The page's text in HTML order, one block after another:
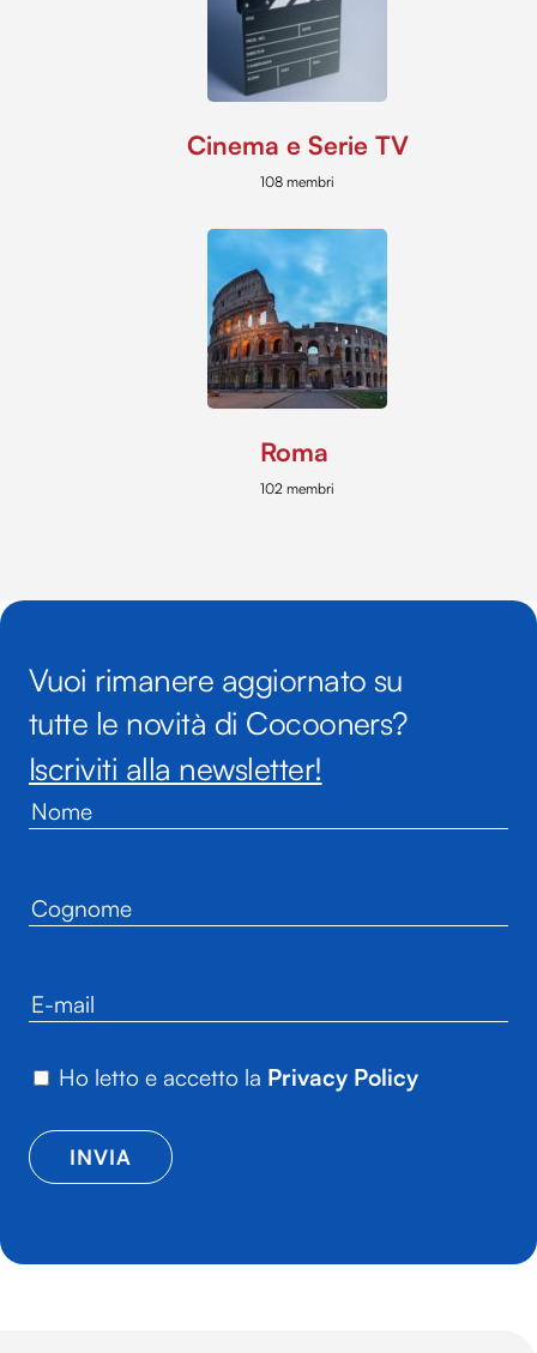
Cinema e Serie TV
108 membri
Roma
102 membri
Vuoi rimanere aggiornato su
tutte le novità di Cocooners?
Iscriviti alla newsletter!
Ho letto e accetto la Privacy Policy